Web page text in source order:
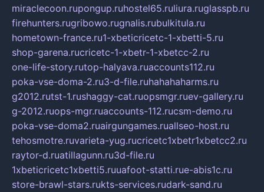
miraclecoon.rupongup.ruhostel65.ruliura.ruglasspb.ru
firehunters.rugribowo.rugnalis.rubulkitula.ru
hometown-france.ru1-xbeticricetc-1-xbetti-5.ru
shop-garena.rucricetc-1-xbetr-1-xbetcc-2.ru
one-life-story.rutop-halyava.ruaccounts112.ru
poka-vse-doma-2.ru3-d-file.ruhahahaharms.ru
g2012.rutst-1.rushaggy-cat.ruopsmgr.ruev-gallery.ru
g-2012.ruops-mgr.ruaccounts-112.rucsm-demo.ru
poka-vse-doma2.ruairgungames.ruallseo-host.ru
tehosmotre.ruvarieta-yug.rucricetc1xbetr1xbetcc2.ru
raytor-d.ruatillagunn.ru3d-file.ru
1xbeticricetc1xbetti5.ruuafoot-statti.rue-abis1c.ru
store-brawl-stars.rukts-services.rudark-sand.ru